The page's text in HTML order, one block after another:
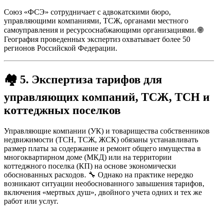
Союз «ФСЭ» сотрудничает с адвокатскими бюро,
управляющими компаниями, ТСЖ, органами местного
самоуправления и ресурсоснабжающими организациями. 🌐
География проведенных экспертиз охватывает более 50
регионов Российской Федерации.
🏘️ 5. Экспертиза тарифов для
управляющих компаний, ТСЖ, ТСН и
коттеджных поселков
Управляющие компании (УК) и товарищества собственников
недвижимости (ТСН, ТСЖ, ЖСК) обязаны устанавливать
размер платы за содержание и ремонт общего имущества в
многоквартирном доме (МКД) или на территории
коттеджного поселка (КП) на основе экономически
обоснованных расходов. 🔧 Однако на практике нередко
возникают ситуации необоснованного завышения тарифов,
включения «мертвых душ», двойного учета одних и тех же
работ или услуг.